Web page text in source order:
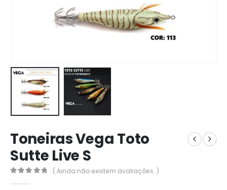
Toneiras Vega Toto
Sutte Live S
( Ainda não existem avaliações. )